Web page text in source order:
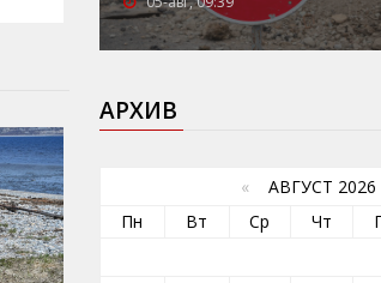
АРХИВ
« АВГУСТ
Пн
Вт Ср Чт